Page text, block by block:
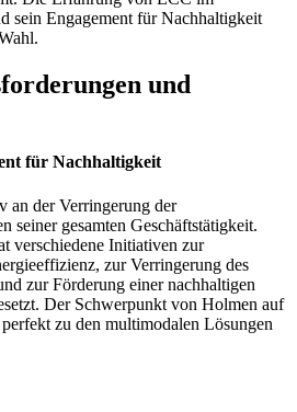
sein Engagement für Nachhaltigkeit
und
für Nachhaltigkeit
an der Verringerung der
seiner gesamten Geschäftstätigkeit.
verschiedene Initiativen zur
zur Verringerung des
zur Förderung einer nachhaltigen
Der Schwerpunkt von Holmen auf
zu den multimodalen Lösungen